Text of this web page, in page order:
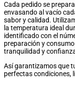
Cada pedido se
envasando al vacío
sabor y calidad.
la temperatura ideal
identificado con el
preparación y
tranquilidad y
Así garantizamos que
perfectas condiciones,